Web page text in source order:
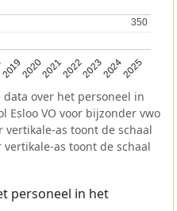
2019202020212022202320242025
350
350
over het personeel in
Esloo VO voor bijzonder vwo
vertikale-as toont de schaal
as toont de schaal
personeel in het